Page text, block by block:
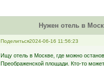
Нужен отель в
Поделиться2024-06-16 11:56:23
Ищу отель в Москве, где можно
Преображенской площади. Кто-то